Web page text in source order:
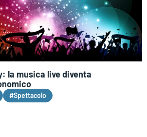
la musica live diventa
#Spettacolo